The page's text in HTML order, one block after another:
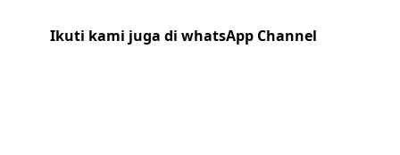
Ikuti kami juga di whatsApp Channel